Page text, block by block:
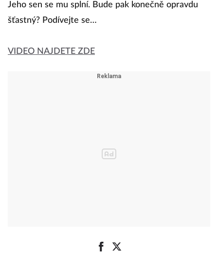
Jeho sen se mu splní. Bude pak konečně opravdu
šťastný? Podívejte se…
VIDEO NAJDETE ZDE